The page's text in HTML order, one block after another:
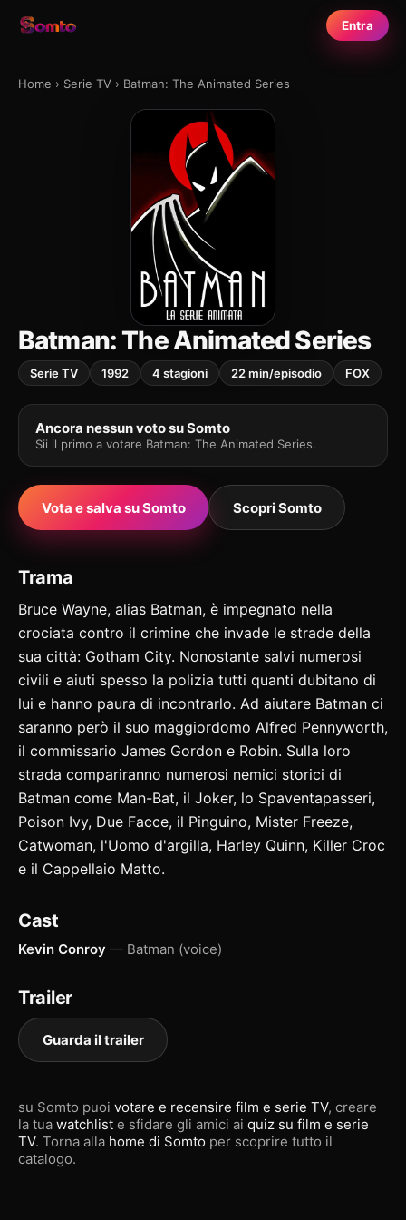
Entra
Home › Serie TV › Batman: The Animated Series
Batman: The Animated Series
Serie TV 1992 4 stagioni 22 min/episodio FOX
Ancora nessun voto su Somto
Sii il primo a votare Batman: The Animated Series.
Vota e salva su Somto Scopri Somto
Trama
Bruce Wayne, alias Batman, è impegnato nella
crociata contro il crimine che invade le strade della
sua città: Gotham City. Nonostante salvi numerosi
civili e aiuti spesso la polizia tutti quanti dubitano di
lui e hanno paura di incontrarlo. Ad aiutare Batman ci
saranno però il suo maggiordomo Alfred Pennyworth,
il commissario James Gordon e Robin. Sulla loro
strada compariranno numerosi nemici storici di
Batman come Man-Bat, il Joker, lo Spaventapasseri,
Poison Ivy, Due Facce, il Pinguino, Mister Freeze,
Catwoman, l'Uomo d'argilla, Harley Quinn, Killer Croc
e il Cappellaio Matto.
Cast
Kevin Conroy — Batman (voice)
Trailer
Guarda il trailer
su Somto puoi votare e recensire film e serie TV, creare
la tua watchlist e sfidare gli amici ai quiz su film e serie
TV. Torna alla home di Somto per scoprire tutto il
catalogo.